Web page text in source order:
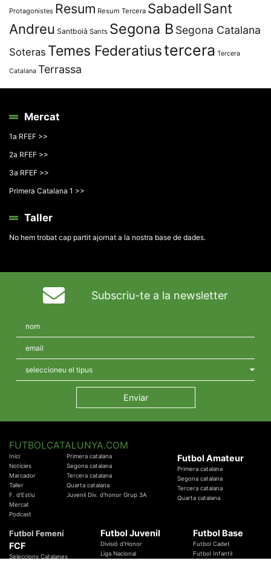
Protagonistes Resum Resum Tercera SabadellSant
Andreu Santboià Sants Segona B Segona Catalana
Soteras Temes Federatiustercera Tercera
Catalana Terrassa
Mercat
1a RFEF >>
2a RFEF >>
3a RFEF >>
Primera Catalana 1 >>
Taller
No hem trobat cap partit ajornat a la nostra base de dades.
Subscriu-te a la newsletter
FUTBOLCATALUNYA.COM
Inici
Notícies
Marcador
Taller
F. d'Estiu
Mercat
Podcast
Primera catalana
Segona catalana
Tercera catalana
Quarta catalana
Juvenil Div. d'honor Grup 3A
Futbol Amateur
Primera catalana
Segona catalana
Tercera catalana
Quarta catalana
Futbol Femení
FCF
Seleccions Catalanes
Futbol Juvenil
Divisió d'Honor
Liga Nacional
Futbol Base
Futbol Cadet
Futbol Infantil